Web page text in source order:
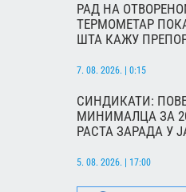
РАД НА
ТЕРМОМЕТАР
ШТА КАЖУ
7. 08. 2026. | 0:15
СИНДИКАТИ:
МИНИМАЛЦА ЗА
РАСТА ЗАРАДА У
5. 08. 2026. | 17:00